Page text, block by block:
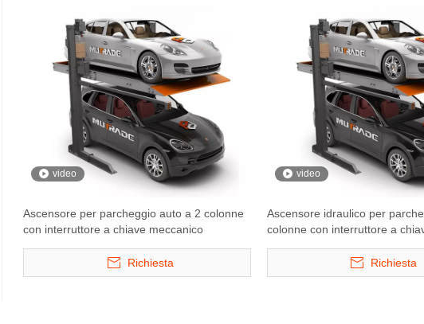
video
Ascensore per parcheggio auto a 2 colonne
con interruttore a chiave meccanico
Richiesta
video
Ascensore idraulico per
colonne con interruttore a
Richiesta